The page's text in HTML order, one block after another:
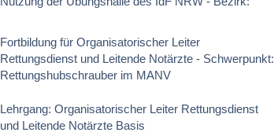
Fortbildung für Organisatorischer Leiter
Rettungsdienst und Leitende Notärzte - Schwerpunkt:
Rettungshubschrauber im MANV
Lehrgang: Organisatorischer Leiter Rettungsdienst
und Leitende Notärzte Basis